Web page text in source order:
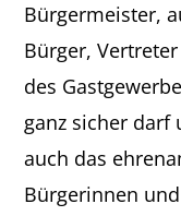
Bürgermeister,
Bürger,
des
ganz sicher darf
auch das
Bürgerinnen